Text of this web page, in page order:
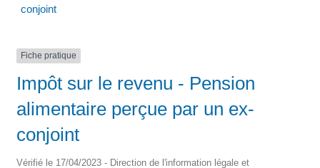
conjoint
Fiche pratique
Impôt sur le revenu - Pension
alimentaire perçue par un ex-
conjoint
Vérifié le 17/04/2023 - Direction de l'information légale et